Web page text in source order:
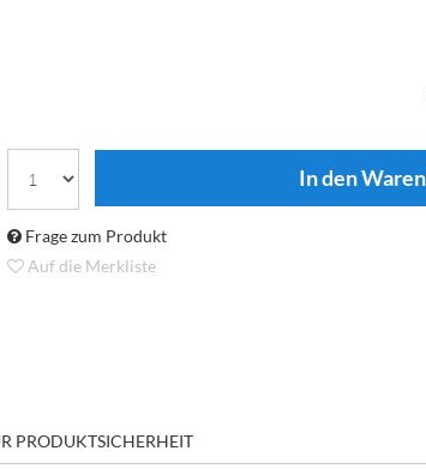
Frage zum Produkt
Auf die Merkliste
PRODUKTSICHERHEIT